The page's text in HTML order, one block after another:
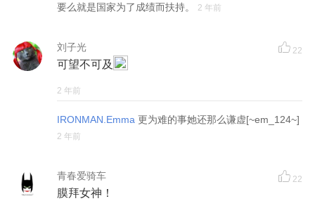
要么就是国家为了成绩而扶持。
2 年前
刘子光 22
可望不可及
2 年前
IRONMAN.Emma 更为难的事她还那么谦虚[~em_124~]
2 年前
青春爱骑车 22
膜拜女神！